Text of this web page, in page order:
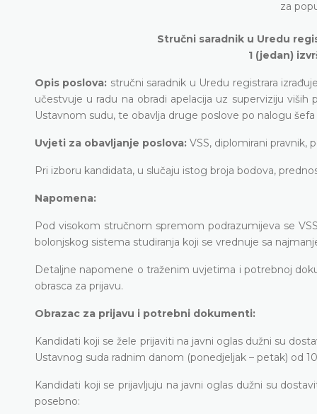
za
Stručni saradnik u Uredu
1 (jedan)
Opis poslova: stručni saradnik u Uredu registrara
učestvuje u radu na obradi apelacija uz superviziju
Ustavnom sudu, te obavlja druge poslove po nalogu
Uvjeti za obavljanje poslova: VSS, diplomirani pravnik,
Pri izboru kandidata, u slučaju istog broja bodova,
Napomena:
Pod visokom stručnom spremom podrazumijeva se
bolonjskog sistema studiranja koji se vrednuje sa
Detaljne napomene o traženim uvjetima i potrebnoj
obrasca za prijavu.
Obrazac za prijavu i potrebni dokumenti:
Kandidati koji se žele prijaviti na javni oglas dužni su
Ustavnog suda radnim danom (ponedjeljak – petak) od
Kandidati koji se prijavljuju na javni oglas dužni su
posebno: